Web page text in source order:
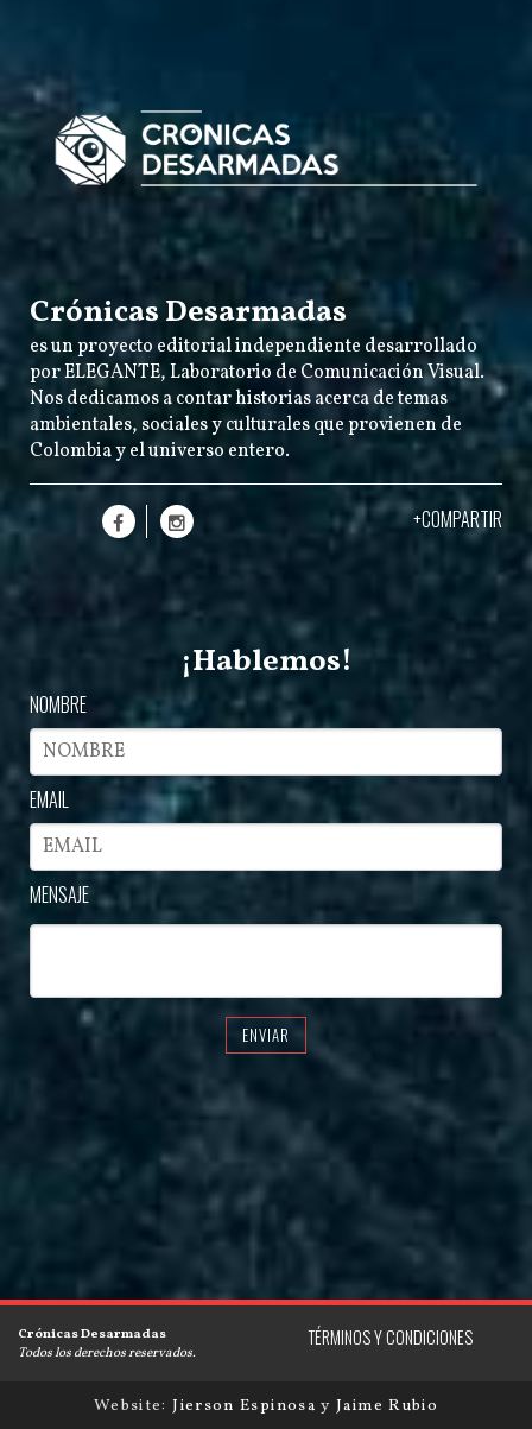
Crónicas Desarmadas
es un proyecto editorial independiente desarrollado
porELEGANTE, Laboratorio de Comunicación Visual.
Nos dedicamos a contar historias acerca de temas
ambientales, sociales y culturales que provienen de
Colombia y el universo entero.
+COMPARTIR
¡Hablemos!
NOMBRE
EMAIL
MENSAJE
ENVIAR
Crónicas Desarmadas
Todos los derechos reservados.
TÉRMINOS Y CONDICIONES
Website:Jierson EspinosayJaime Rubio